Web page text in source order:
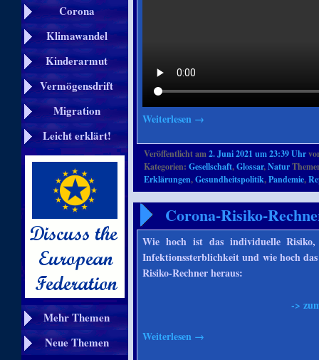
Corona
Klimawandel
Kinderarmut
Vermögensdrift
Migration
Leicht erklärt!
Mehr Themen
Neue Themen
Weiterlesen →
Veröffentlicht am2. Juni 2021 um 23:39 Uhr
Kategorien:Gesellschaft,Glossar,Natur
Erklärungen,Gesundheitspolitik,Pandemie,
Corona-Risiko-
Wie hoch ist das individuelle
Infektionssterblichkeit und wie hoch
Risiko-Rechner heraus:
->
Weiterlesen →